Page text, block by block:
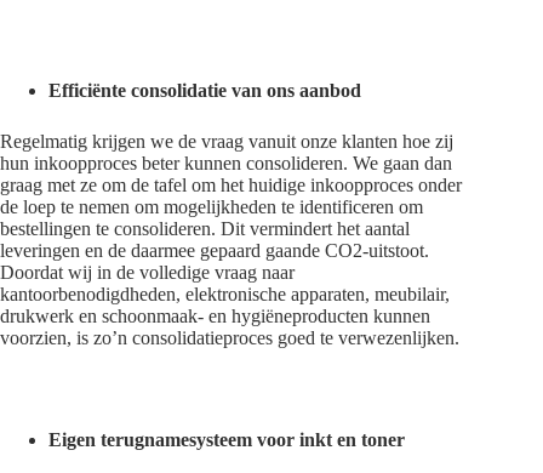
Efficiënte consolidatie van ons aanbod
Regelmatig krijgen we de vraag vanuit onze klanten hoe zij
hun inkoopproces beter kunnen consolideren. We gaan dan
graag met ze om de tafel om het huidige inkoopproces onder
de loep te nemen om mogelijkheden te identificeren om
bestellingen te consolideren. Dit vermindert het aantal
leveringen en de daarmee gepaard gaande CO2-uitstoot.
Doordat wij in de volledige vraag naar
kantoorbenodigdheden, elektronische apparaten, meubilair,
drukwerk en schoonmaak- en hygiëneproducten kunnen
voorzien, is zo’n consolidatieproces goed te verwezenlijken.
Eigen terugnamesysteem voor inkt en toner